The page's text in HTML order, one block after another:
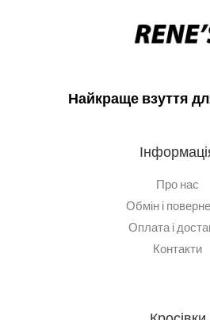
Найкраще взуття
Про нас
Обмін і
Оплата і
Контакти